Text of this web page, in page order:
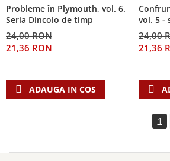
Probleme în Plymouth, vol. 6.
Seria Dincolo de timp
24,00 RON
21,36 RON
ADAUGA IN COS
vol. 5 -
24,00
21,36
1